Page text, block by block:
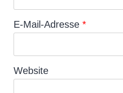
E-Mail-Adresse *
Website